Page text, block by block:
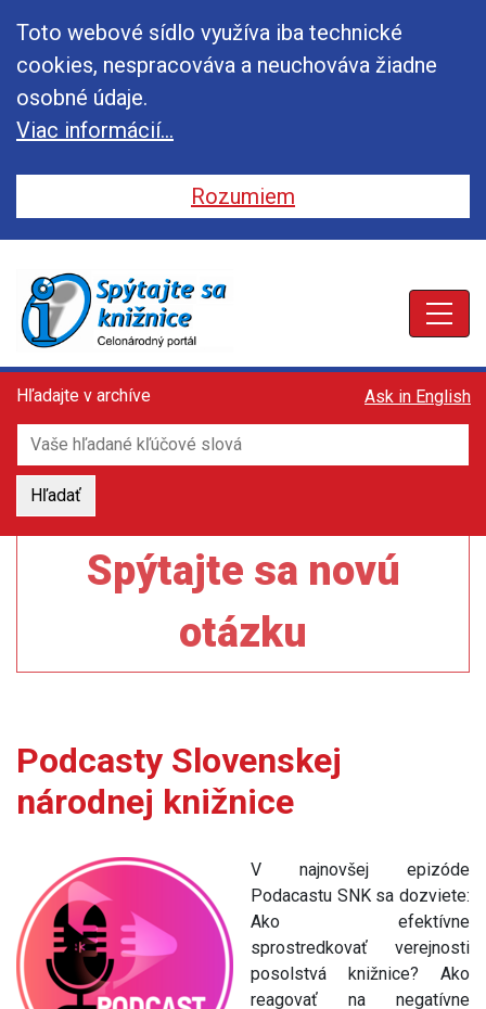
Toto webové sídlo využíva iba technické
cookies, nespracováva a neuchováva žiadne
osobné údaje.
Viac informácií...
Rozumiem
Hľadajte v archíve Ask in English
Spýtajte sa novú
otázku
Podcasty Slovenskej
národnej knižnice
V najnovšej epizóde
Podacastu SNK sa dozviete:
Ako efektívne
sprostredkovať verejnosti
posolstvá knižnice? Ako
reagovať na negatívne